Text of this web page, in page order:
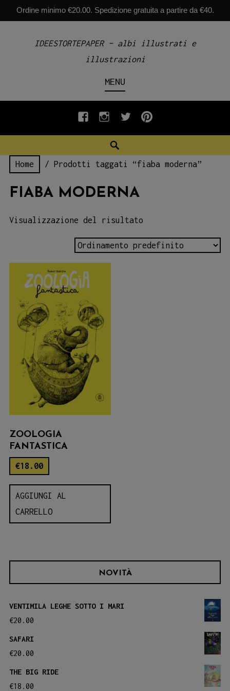
Ordine minimo €20.00. Spedizione gratuita a partire da €40.
IDEESTORTEPAPER – albi illustrati e
illustrazioni
MENU
fb INSTAGRAM
twiterpinterest
Home / Prodotti taggati “fiaba moderna”
FIABA MODERNA
Visualizzazione del risultato
ZOOLOGIA
FANTASTICA
€18.00
AGGIUNGI AL
CARRELLO
NOVITÀ
VENTIMILA LEGHE SOTTO I MARI
€20.00
SAFARI
€20.00
THE BIG RIDE
€18.00